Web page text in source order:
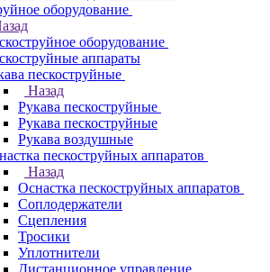
оборудование
оборудование
аппараты
пескоструйные
Назад
Рукава пескоструйные
Рукава пескоструйные
Рукава воздушные
пескоструйных аппаратов
Назад
Оснастка пескоструйных аппаратов
Соплодержатели
Сцепления
Тросики
Уплотнители
Дистанционное управление